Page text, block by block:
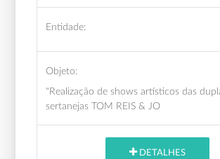
Entidade:
Objeto:
"Realização de shows artísticos das
sertanejas TOM REIS & JO
DETALHES